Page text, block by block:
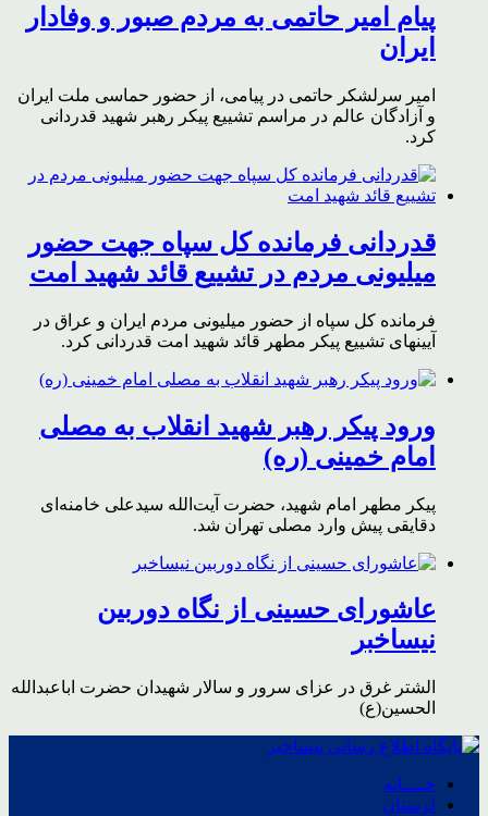
پیام امیر حاتمی به مردم صبور و وفادار
ایران
امیر سرلشکر حاتمی در پیامی، از حضور حماسی ملت ایران
و آزادگان عالم در مراسم تشییع پیکر رهبر شهید قدردانی
کرد.
قدردانی فرمانده کل سپاه جهت حضور
میلیونی مردم در تشییع قائد شهید امت
فرمانده کل سپاه از حضور میلیونی مردم ایران و عراق در
آیینهای تشییع پیکر مطهر قائد شهید امت قدردانی کرد.
ورود پیکر رهبر شهید انقلاب به مصلی
امام خمینی (ره)
پیکر مطهر امام شهید،‌ حضرت آیت‌الله سیدعلی خامنه‌ای
دقایقی پیش وارد مصلی تهران شد.
عاشورای حسینی از نگاه دوربین
نیساخبر
الشتر غرق در عزای سرور و سالار شهیدان حضرت اباعبدالله
الحسین(ع)
خــــانه
لرستان